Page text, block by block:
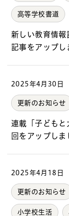
高等学校書道
新しい教育情
記事をアップし
2025年4月30日
更新のお知らせ
連載「子ども
回をアップしま
2025年4月18日
更新のお知らせ
小学校生活